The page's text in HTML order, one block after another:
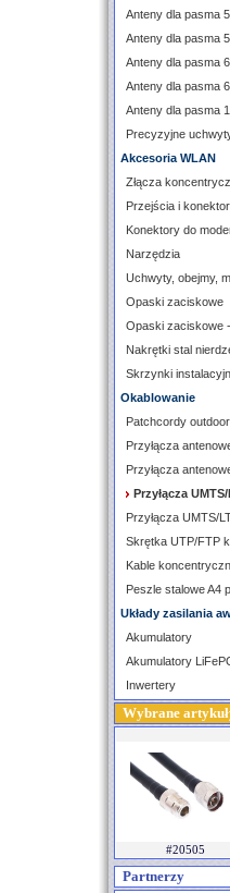
Anteny dla pasma
Anteny dla pasma
Anteny dla pasma
Anteny dla pasma
Anteny dla pasma
Precyzyjne
Akcesoria WLAN
Złącza
Przejścia i
Konektory do
Narzędzia
Uchwyty, obejmy,
Opaski zaciskowe
Opaski zaciskowe
Nakrętki stal
Skrzynki
Okablowanie
Patchcordy
Przyłącza
Przyłącza
Przyłącza
Przyłącza UMTS/
Skrętka UTP/FTP
Kable
Peszle stalowe A4
Układy zasilania
Akumulatory
Akumulatory
Inwertery
Wybrane
#20505
Partnerzy